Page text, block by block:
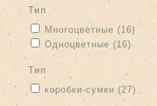
тип
Apply Многоцветные filter
Многоцветные (16)
Apply Одноцветные filter
Одноцветные (16)
тип
Apply коробки-сумки filter
коробки-сумки (27)